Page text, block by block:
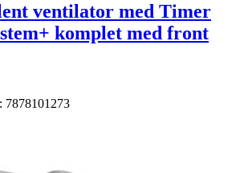
ventilator med Timer
komplet med front
7878101273